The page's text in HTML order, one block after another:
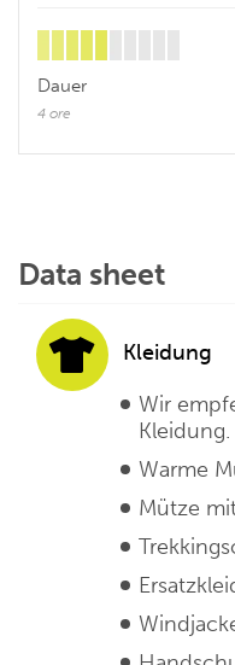
Dauer
4 ore
Data sheet
Kleidung
Wir
Kleidung.
Warme
Mütze